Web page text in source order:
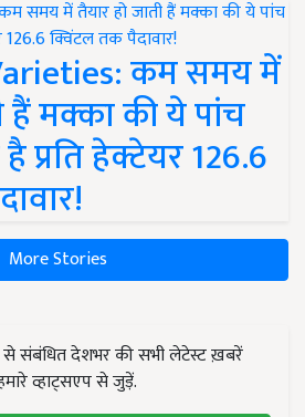
कम समय में
हैं मक्का की ये पांच
प्रति हेक्टेयर 126.6
More Stories
से संबंधित देशभर की सभी लेटेस्ट ख़बरें
व्हाट्सएप से जुड़ें.